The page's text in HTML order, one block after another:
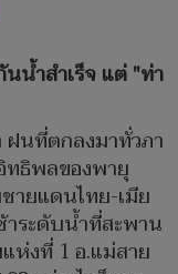
น้ำสำเร็จ แต่ "ท่า
ฝนที่ตกลงมาทั่วภา
ทธิพลของพายุ
ายแดนไทย-เมีย
าระดับน้ำที่สะพาน
ห่งที่ 1 อ.แม่สาย